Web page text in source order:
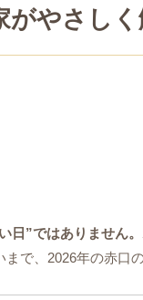
がやさし
日”ではありません。
で、2026年の赤口